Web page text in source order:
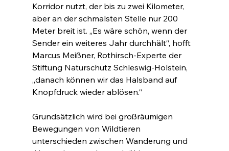
Korridor nutzt, der bis zu zwei Kilometer,
aber an der schmalsten Stelle nur 200
Meter breit ist. „Es wäre schön, wenn der
Sender ein weiteres Jahr durchhält“, hofft
Marcus Meißner, Rothirsch-Experte der
Stiftung Naturschutz Schleswig-Holstein,
„danach können wir das Halsband auf
Knopfdruck wieder ablösen.“
Grundsätzlich wird bei großräumigen
Bewegungen von Wildtieren
unterschieden zwischen Wanderung und